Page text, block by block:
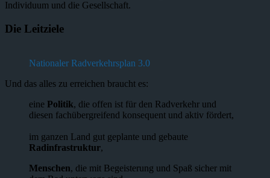
Individuum und die Gesellschaft.
Die Leitziele
Nationaler Radverkehrsplan 3.0
Und das alles zu erreichen braucht es:
eine Politik, die offen ist für den Radverkehr und
diesen fachübergreifend konsequent und aktiv fördert,
im ganzen Land gut geplante und gebaute
Radinfrastruktur,
Menschen, die mit Begeisterung und Spaß sicher mit